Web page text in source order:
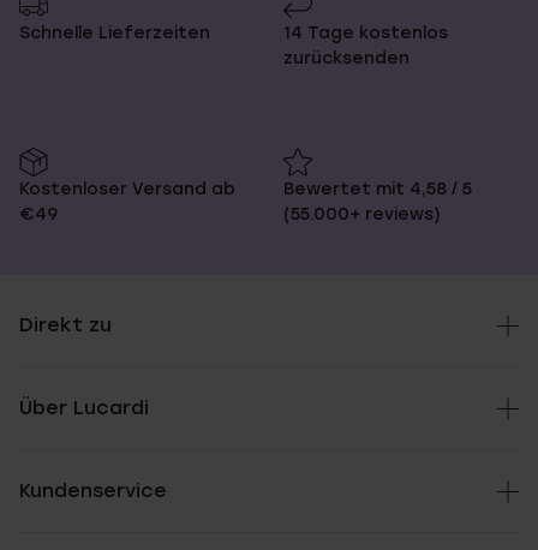
Schnelle Lieferzeiten
14 Tage kostenlos
zurücksenden
Kostenloser Versand ab
€49
Bewertet mit 4,58 / 5
(55.000+ reviews)
Direkt zu
Über Lucardi
Kundenservice